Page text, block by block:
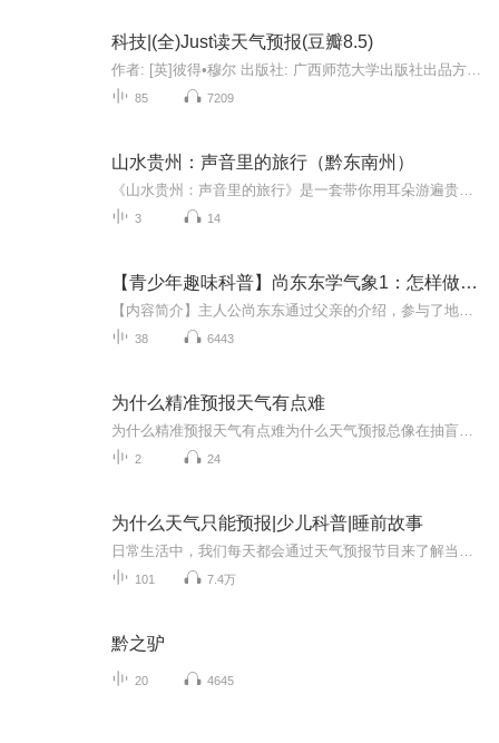
科技|(全)Just读天气预报(豆瓣8.5)
85 7209
山水贵州：声音里的旅行（黔东南州）
3 14
【青少年趣味科普】尚东东学气象1：怎样做天气预报
38 6443
为什么精准预报天气有点难
2 24
为什么天气只能预报|少儿科普|睡前故事
101 7.4万
黔之驴
20 4645